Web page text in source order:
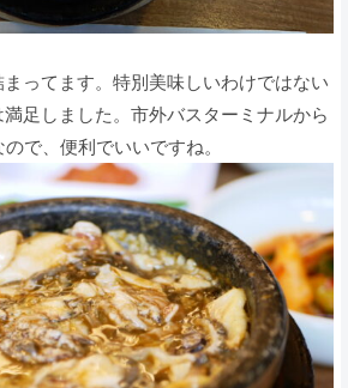
ってます。特別美味しいわけではない
足しました。市外バスターミナルから
で、便利でいいですね。